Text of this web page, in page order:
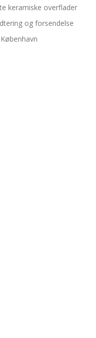
keramiske overflader
og forsendelse